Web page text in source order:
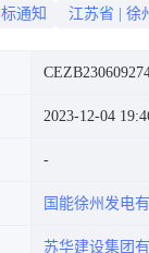
通知 江苏省 徐
2023-12-04
国能徐州发电
苏华建设集团